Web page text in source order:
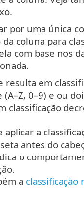
por uma única
coluna para
com base nos
resulta em
(A–Z, 0–9) e ou
classificação
aplicar a
antes do
o
a classificação